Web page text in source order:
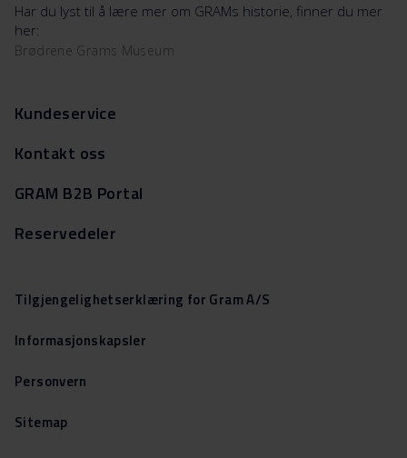
Har du lyst til å lære mer om GRAMs historie, finner du mer
her:
Brødrene Grams Museum
Kundeservice
Kontakt oss
GRAM B2B Portal
Reservedeler
Tilgjengelighetserklæring for Gram A/S
Informasjonskapsler
Personvern
Sitemap